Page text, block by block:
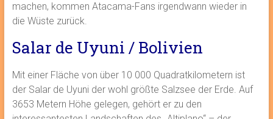
machen, kommen Atacama-Fans irgendwann wieder in
die Wüste zurück.
Salar de Uyuni / Bolivien
Mit einer Fläche von über 10 000 Quadratkilometern ist
der Salar de Uyuni der wohl größte Salzsee der Erde. Auf
3653 Metern Höhe gelegen, gehört er zu den